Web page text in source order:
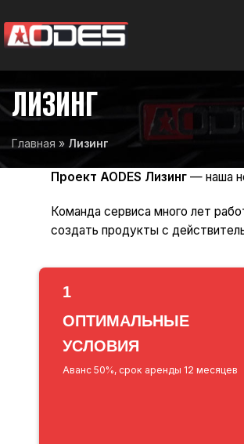
ЛИЗИНГ
Главная » Лизинг
Проект AODES Лизинг — наша
Команда сервиса много лет
создать продукты с
1
ОПТИМАЛЬНЫЕ
УСЛОВИЯ
Аванс 50%, срок аренды 12 месяцев